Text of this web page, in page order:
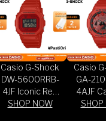
Casio G-Shock
DW-5600RRB-
4JF Iconic Red
Series Digital Dial
SHOP NOW
Casio
GA-
4AJF
Iconic
SHOP